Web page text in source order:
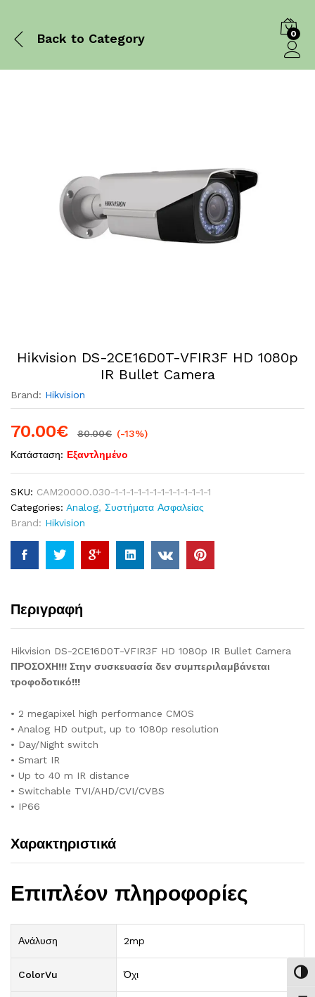
Back to Category 0
Hikvision DS-2CE16D0T-VFIR3F HD 1080p
IR Bullet Camera
Brand: Hikvision
70.00€ 80.00€ (-13%)
Κατάσταση: Εξαντλημένο
SKU: CAM2000O.030-1-1-1-1-1-1-1-1-1-1-1-1-1
Categories: Analog, Συστήματα Ασφαλείας
Brand: Hikvision
Περιγραφή
Hikvision DS-2CE16D0T-VFIR3F HD 1080p IR Bullet Camera
ΠΡΟΣΟΧΗ!!! Στην συσκευασία δεν συμπεριλαμβάνεται
τροφοδοτικό!!!
• 2 megapixel high performance CMOS
• Analog HD output, up to 1080p resolution
• Day/Night switch
• Smart IR
• Up to 40 m IR distance
• Switchable TVI/AHD/CVI/CVBS
• IP66
Χαρακτηριστικά
Επιπλέον πληροφορίες
Ανάλυση 2mp
ColorVu Όχι